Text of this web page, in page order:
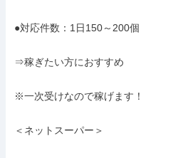
●対応件数：1日150～200個
⇒稼ぎたい方におすすめ
※一次受けなので稼げます！
＜ネットスーパー＞